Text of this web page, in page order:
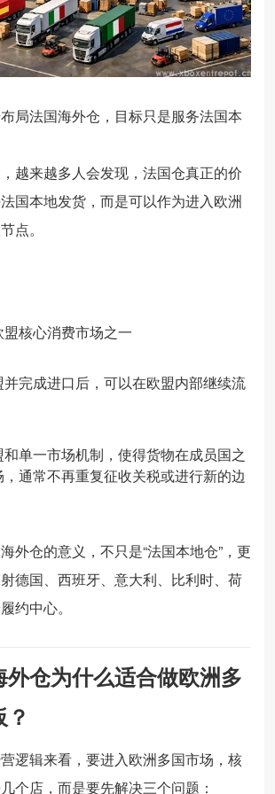
局法国海外仓，目标只是服务法国本
越来越多人会发现，法国仓真正的价
国本地发货，而是可以作为进入欧洲
点。
核心消费市场之一
完成进口后，可以在欧盟内部继续流
单一市场机制，使得货物在成员国之
通常不再重复征收关税或进行新的边
外仓的意义，不只是“法国本地仓”，更
德国、西班牙、意大利、比利时、荷
约中心。
仓为什么适合做欧洲多
逻辑来看，要进入欧洲多国市场，核
个店，而是要先解决三个问题：